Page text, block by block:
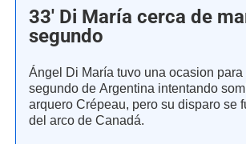
33' Di María cerca de
segundo
Ángel Di María tuvo una ocasion para
segundo de Argentina intentando
arquero Crépeau, pero su disparo se
del arco de Canadá.